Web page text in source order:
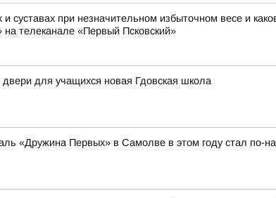
суставах при незначительном избыточном весе и
телеканале «Первый Псковский»
двери для учащихся новая Гдовская школа
«Дружина Первых» в Самолве в этом году стал по-